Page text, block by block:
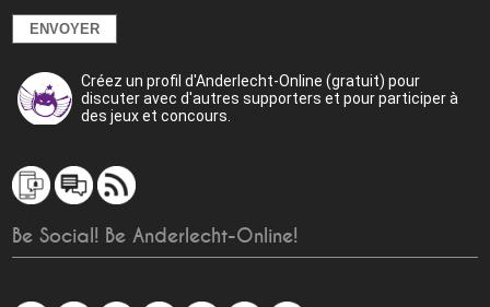
Créez un profil d'Anderlecht-Online (gratuit) pour
discuter avec d'autres supporters et pour participer à
des jeux et concours.
Be Social! Be Anderlecht-Online!